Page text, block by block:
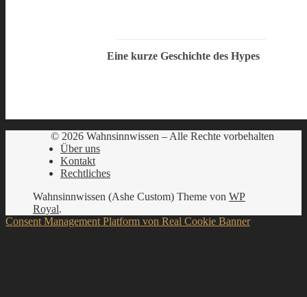
Eine kurze Geschichte des Hypes
© 2026 Wahnsinnwissen – Alle Rechte vorbehalten
Über uns
Kontakt
Rechtliches
Wahnsinnwissen (Ashe Custom) Theme von WP
Royal.
Consent Management Platform von Real Cookie Banner